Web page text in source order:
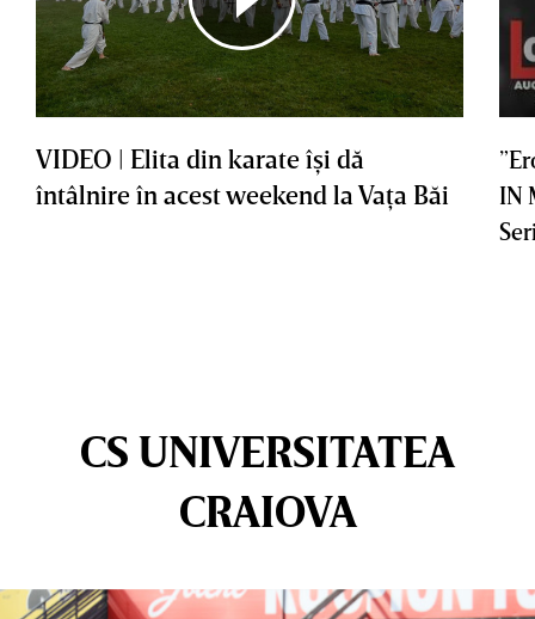
VIDEO | Elita din karate îşi dă
întâlnire în acest weekend la Vaţa Băi
IN
CS UNIVERSITATEA
CRAIOVA